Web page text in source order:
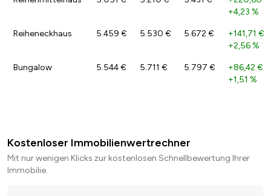
+4,23 %
Reiheneckhaus 5.459 € 5.530 € 5.672 € +141,71 €
+2,56 %
Bungalow 5.544 € 5.711 € 5.797 € +86,42 €
+1,51 %
Kostenloser Immobilienwertrechner
Mit nur wenigen Klicks zur kostenlosen Schnellbewertung Ihrer
Immobilie.